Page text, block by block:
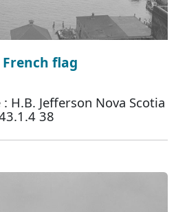
flag
H.B. Jefferson Nova Scotia
38